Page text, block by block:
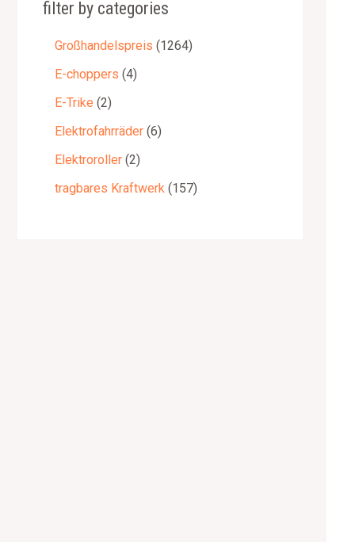
filter by categories
Großhandelspreis 1264
E-choppers 4
E-Trike 2
Elektrofahrräder 6
Elektroroller 2
tragbares Kraftwerk 157